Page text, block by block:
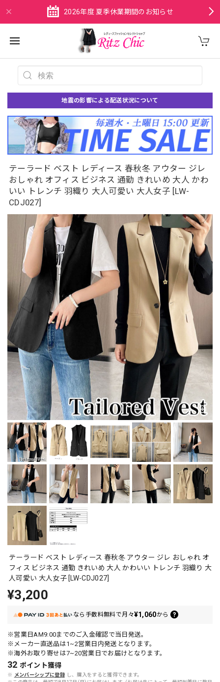
2026年度 夏季休業期間のお知らせ
地震の影響による配送状況について
テーラード ベスト レディース 春秋冬 アウター ジレ
おしゃれ オフィス ビジネス 通勤 きれいめ 大人 かわ
いい トレンチ 羽織り 大人可愛い 大人女子 [LW-
CDJ027]
テーラード ベスト レディース 春秋冬 アウター ジレ おしゃれ オ
フィス ビジネス 通勤 きれいめ 大人 かわいい トレンチ 羽織り 大
人可愛い 大人女子 [LW-CDJ027]
¥3,200
なら 手数料無料で月々¥1,060から
※営業日AM9:00までのご入金確認で当日発送。
※メーカー直送品は1~2営業日内発送となります。
※海外お取り寄せは7~20営業日でお届けとなります。
32 ポイント獲得
※ メンバーシップに登録 し、購入をすると獲得できます。